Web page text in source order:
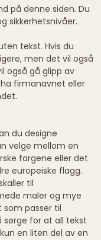
på denne siden. Du
sikkerhetsnivåer.
tekst. Hvis du
men det vil også
også gå glipp av
firmanavnet eller
du designe
velge mellom en
fargene eller det
europeiske flagg.
til
maler og mye
som passer til
for at all tekst
en liten del av en